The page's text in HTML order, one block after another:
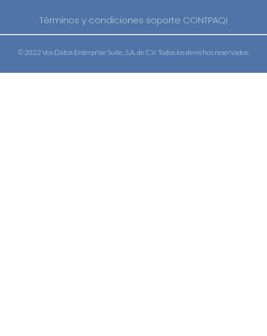
Términos y condiciones soporte CONTPAQi
© 2022 Vos Datos Enterprise Suite, S.A. de C.V. Todos los derechos reservados.